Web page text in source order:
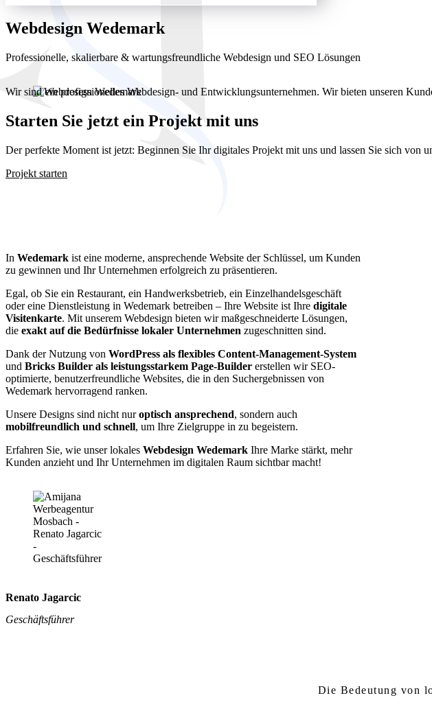
Webdesign Wedemark
Professionelle, skalierbare & wartungsfreundliche Webdesign und SEO Lösungen
Wir sind ein professionelles Webdesign- und Entwicklungsunternehmen. Wir bieten unseren
Starten Sie jetzt ein Projekt mit uns
Der perfekte Moment ist jetzt: Beginnen Sie Ihr digitales Projekt mit uns und lassen Sie sich von
Projekt starten
Webdesign Wedemark: Ihre
In Wedemark ist eine moderne, ansprechende Website der Schlüssel, um Kunden
zu gewinnen und Ihr Unternehmen erfolgreich zu präsentieren.
Egal, ob Sie ein Restaurant, ein Handwerksbetrieb, ein Einzelhandelsgeschäft
oder eine Dienstleistung in Wedemark betreiben – Ihre Website ist Ihre digitale
Visitenkarte. Mit unserem Webdesign bieten wir maßgeschneiderte Lösungen,
die exakt auf die Bedürfnisse lokaler Unternehmen zugeschnitten sind.
Dank der Nutzung von WordPress als flexibles Content-Management-System
und Bricks Builder als leistungsstarkem Page-Builder erstellen wir SEO-
optimierte, benutzerfreundliche Websites, die in den Suchergebnissen von
Wedemark hervorragend ranken.
Unsere Designs sind nicht nuroptisch ansprechend, sondern auch
mobilfreundlich und schnell, um Ihre Zielgruppe in zu begeistern.
Erfahren Sie, wie unser lokales Webdesign Wedemark Ihre Marke stärkt, mehr
Kunden anzieht und Ihr Unternehmen im digitalen Raum sichtbar macht!
Renato Jagarcic
Geschäftsführer
Die Bedeutung von